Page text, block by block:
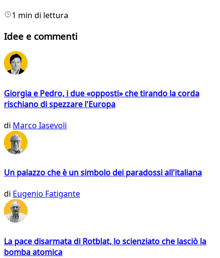
1 min di lettura
Idee e commenti
Giorgia e Pedro, i due «opposti» che tirando la corda
rischiano di spezzare l'Europa
di Marco Iasevoli
Un palazzo che è un simbolo dei paradossi all'italiana
di Eugenio Fatigante
La pace disarmata di Rotblat, lo scienziato che lasciò la
bomba atomica